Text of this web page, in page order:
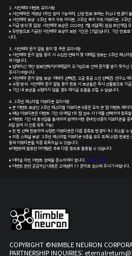
2. 사전예약 이벤트 유의사항
※ 사전예약은 계정당 1회만 참여 가능하며, 신청 완료 후에는 취소나 변경이
※ 사전예약 보상: 3주년 축하 하트 아이콘, 3주년 축하 하트 이모티콘, 3주
※ 지급 방식 및 일정: 사전예약 보상은 2026년 7월 9일(목) 점검 후인게임 우
※ 우편함으로 지급된 사전예약 보상의 보관 기간은 [7일]입니다. 기간 만료
니다.
3. 사전예약 문자 알림 동의 및 쿠폰 유의사항
※ 사전예약 문자 알림 동의 시 수집된 연락처 및 이메일 정보는 3주년 페스티
파기됩니다.
※ 입력하신 개인 정보(연락처/이메일)의 오기입으로 인해 문자를 받지 못하
주시기 바랍니다.
※ 사전예약 문자 알림 보상: 캐릭터 선택권, 고급 등급 스킨 선택권, 연구소 데
※ 수령 방식: 사전예약 문자 알림 동의 완료 시 보상들은 즉시 선물함으로 지
※ 기간 내 보상을 수령하지 않을 경우 재지급 도움을 드릴 수 없습니다.
4. 3주년 페스티벌 이모티콘 유의사항
※ 본 이벤트 보상인 3주년 페스티벌 이모티콘 6종은 오직 본 웹 이벤트 페이
※ 해당 이모티콘은 이벤트 기간 내 매일 1회 웹 접속 시 1개를 선택하여 획
※ 이벤트 기간 내 총 6일을 출석하여 참여하시면 준비된 6종의 이모티콘을
8일 참여 시 전종 획득 가능)
※ 한 번 선택 완료하여 수령한 이모티콘은 다른 종류로 변경하거나 취소할 수
※ 최종 스페셜 보상: 3주년 페스티벌 이모티콘 6종을 모두 획득(수령) 완료
동적 이모티콘을 최종 획득하실 수 있습니다.
※이벤트에 활용된 아이템은 추후 다른 용도로 활용될 수 있습니다.
※ 이터널 리턴 이벤트 정책을 준수하여야 합니다. [바로 가기]
※ 이벤트 관련 궁금하신 내용은 고객센터 1:1 문의로 접수해 주시기 바랍니다.
COPYRIGHT ©NIMBLE NEURON
PARTNERSHIP INQUIRIES: